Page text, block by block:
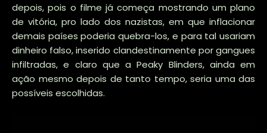
depois, pois o filme já começa mostrando um plano
de vitória, pro lado dos nazistas, em que inflacionar
demais países poderia quebra-los, e para tal usariam
dinheiro falso, inserido clandestinamente por gangues
infiltradas, e claro que a Peaky Blinders, ainda em
ação mesmo depois de tanto tempo, seria uma das
possíveis escolhidas.